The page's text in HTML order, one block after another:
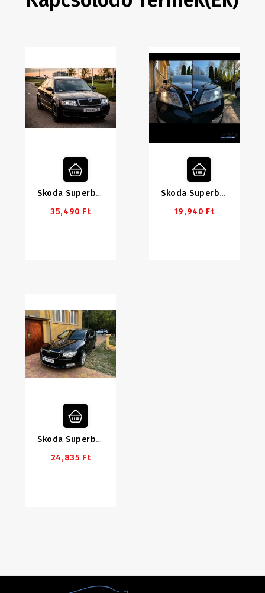
Skoda Superb 1 (2002-2008) Első Lámpa Szett HALOGÉN Lámpához
35,490 Ft
Skoda Superb 2/Octavia 2FL LED Tompított Szett
19,940 Ft
Skoda Superb 2/Octavia 2FL LED PRÉMIUM Tompított Szett / Hibakódmentes
24,835 Ft